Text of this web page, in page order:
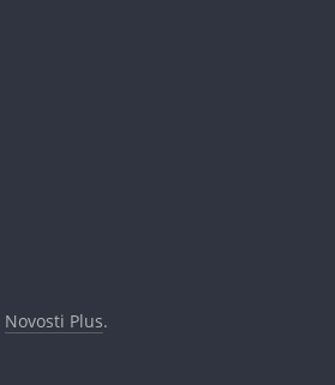
Novosti Plus.